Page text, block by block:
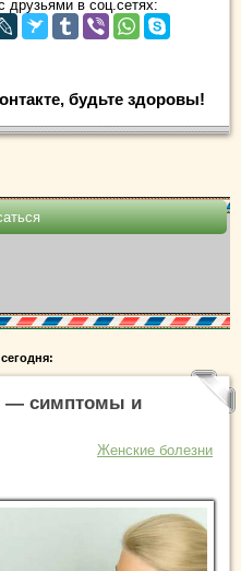
друзьями в соц.сетях:
будьте здоровы!
— симптомы и
Женские болезни